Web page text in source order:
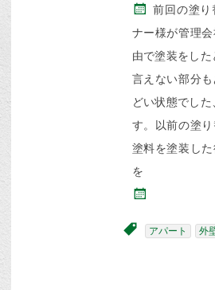
前回の塗り
ナー様が管理
由で塗装をし
言えない部分
どい状態でし
す。以前の塗
塗料を塗装し
を
アパート 外